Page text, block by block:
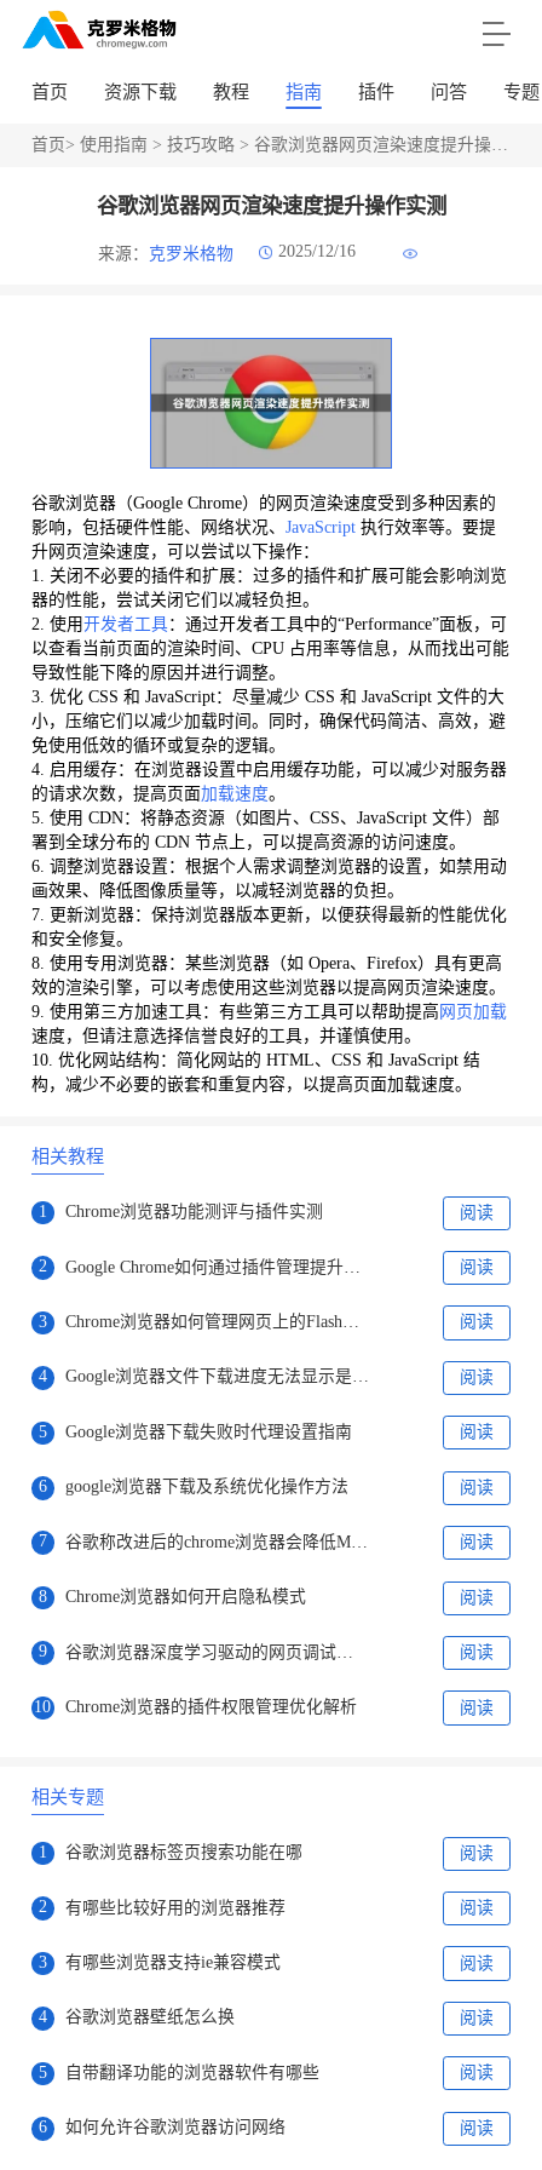
首页 资源下载 教程 指南 插件 问答 专题
首页> 使用指南 > 技巧攻略> 谷歌浏览器网页渲染速度提升操作实测
谷歌浏览器网页渲染速度提升操作实测
来源： 克罗米格物 2025/12/16
谷歌浏览器（Google Chrome）的网页渲染速度受到多种因素的
影响，包括硬件性能、网络状况、 JavaScript执行效率等。要提
升网页渲染速度，可以尝试以下操作：
1. 关闭不必要的插件和扩展：过多的插件和扩展可能会影响浏览
器的性能，尝试关闭它们以减轻负担。
2. 使用开发者工具：通过开发者工具中的“Performance”面板，可
以查看当前页面的渲染时间、CPU 占用率等信息，从而找出可能
导致性能下降的原因并进行调整。
3. 优化 CSS 和 JavaScript：尽量减少 CSS 和 JavaScript 文件的大
小，压缩它们以减少加载时间。同时，确保代码简洁、高效，避
免使用低效的循环或复杂的逻辑。
4. 启用缓存：在浏览器设置中启用缓存功能，可以减少对服务器
的请求次数，提高页面加载速度。
5. 使用 CDN：将静态资源（如图片、CSS、JavaScript 文件）部
署到全球分布的 CDN 节点上，可以提高资源的访问速度。
6. 调整浏览器设置：根据个人需求调整浏览器的设置，如禁用动
画效果、降低图像质量等，以减轻浏览器的负担。
7. 更新浏览器：保持浏览器版本更新，以便获得最新的性能优化
和安全修复。
8. 使用专用浏览器：某些浏览器（如 Opera、Firefox）具有更高
效的渲染引擎，可以考虑使用这些浏览器以提高网页渲染速度。
9. 使用第三方加速工具：有些第三方工具可以帮助提高 网页加载
速度，但请注意选择信誉良好的工具，并谨慎使用。
10. 优化网站结构：简化网站的 HTML、CSS 和 JavaScript 结
构，减少不必要的嵌套和重复内容，以提高页面加载速度。
相关教程
1 Chrome浏览器功能测评与插件实测 阅读
2 Google Chrome如何通过插件管理提升浏览器性能 阅读
3 阅读
4 Google浏览器文件下载进度无法显示是否为系统样式异常 阅读
5 Google浏览器下载失败时代理设置指南 阅读
6 google浏览器下载及系统优化操作方法 阅读
7 谷歌称改进后的chrome浏览器会降低MacBooks电池占用率 阅读
8 Chrome浏览器如何开启隐私模式 阅读
9 谷歌浏览器深度学习驱动的网页调试工具 阅读
10 Chrome浏览器的插件权限管理优化解析 阅读
相关专题
1 谷歌浏览器标签页搜索功能在哪 阅读
2 有哪些比较好用的浏览器推荐 阅读
3 有哪些浏览器支持ie兼容模式 阅读
4 谷歌浏览器壁纸怎么换 阅读
5 自带翻译功能的浏览器软件有哪些 阅读
6 如何允许谷歌浏览器访问网络 阅读